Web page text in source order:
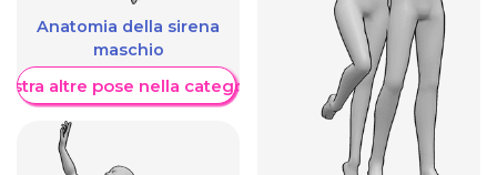
Anatomia della sirena
maschio
altre pose nella categoria